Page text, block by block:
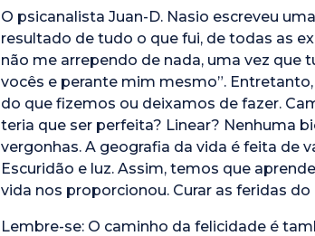
O psicanalista Juan-D. Nasio escreveu
resultado de tudo o que fui, de todas as
não me arrependo de nada, uma vez que
vocês e perante mim mesmo”.
do que fizemos ou deixamos de fazer.
teria que ser perfeita? Linear? Nenhuma
vergonhas. A geografia da vida é feita de
Escuridão e luz. Assim, temos que
vida nos proporcionou. Curar as feridas
Lembre-se: O caminho da felicidade é